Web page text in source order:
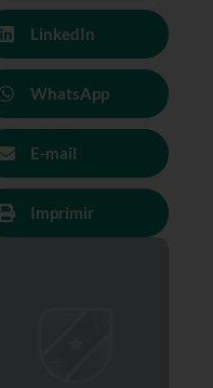
LinkedIn
WhatsApp
E-mail
Imprimir